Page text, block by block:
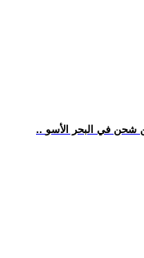
شحن في البحر الأسو